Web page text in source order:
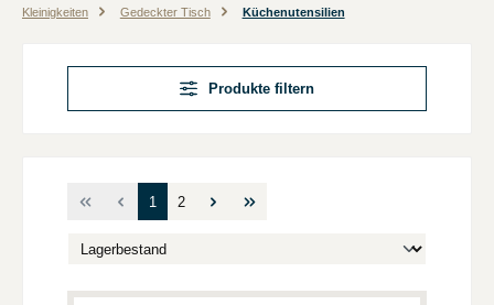
Kleinigkeiten Gedeckter Tisch Küchenutensilien
Produkte filtern
Seite
1 Seite
2